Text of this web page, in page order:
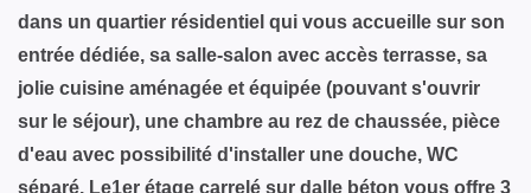
dans un quartier résidentiel qui vous accueille sur son
entrée dédiée, sa salle-salon avec accès terrasse, sa
jolie cuisine aménagée et équipée (pouvant s'ouvrir
sur le séjour), une chambre au rez de chaussée, pièce
d'eau avec possibilité d'installer une douche, WC
séparé. Le1er étage carrelé sur dalle béton vous offre 3